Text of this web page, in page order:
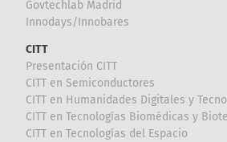
Govtechlab Madrid
Innodays/Innobares
CITT
Presentación CITT
CITT en Semiconductores
CITT en Humanidades Digitales y
CITT en Tecnologías Biomédicas y
CITT en Tecnologías del Espacio